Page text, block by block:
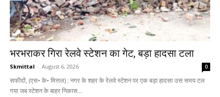
भरभराकर गिरा रेलवे स्टेशन का गेट, बड़ा हादसा टला
Skmittal - August 6, 2026 0
सफीदों, (एस• के• मित्तल) : नगर के शहर के रेलवे स्टेशन पर एक बड़ा हादसा उस समय टल
गया जब स्टेशन के बाहर निकास...